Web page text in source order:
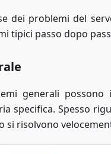
dei problemi del
tipici passo dopo
generali
specifica. Spesso
si risolvono